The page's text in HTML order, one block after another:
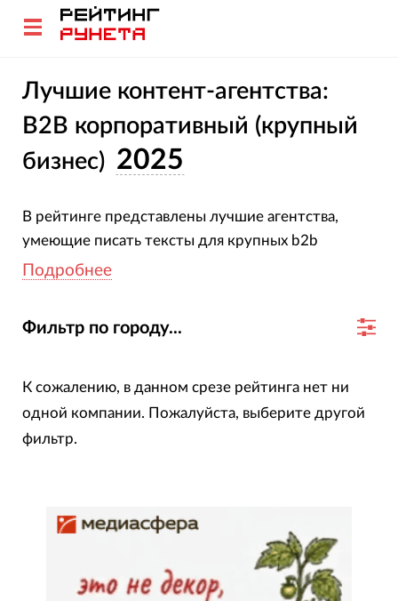
Лучшие контент-агентства:
B2B корпоративный (крупный
бизнес) 2025
В рейтинге представлены лучшие агентства,
умеющие писать тексты для крупных b2b
компаний и продвигать их (контент-маркетинг).
Рекомендуем выбрать агентство по цене, опыту
цены на услуги, портфолио и отзывы.
Подробнее
Фильтр по городу...
К сожалению, в данном срезе рейтинга нет ни
одной компании. Пожалуйста, выберите другой
фильтр.